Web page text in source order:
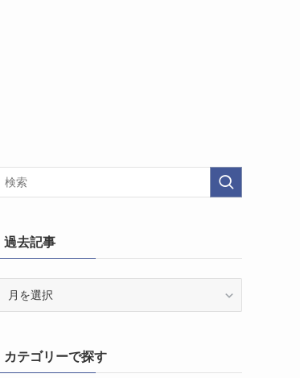
過去記事
カテゴリーで探す